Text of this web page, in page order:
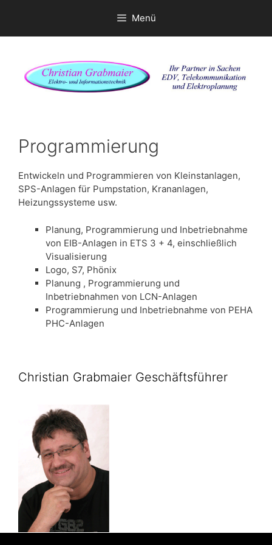
springen
Menü
Programmierung
Entwickeln und Programmieren von Kleinstanlagen,
SPS-Anlagen für Pumpstation, Krananlagen,
Heizungssysteme usw.
Planung, Programmierung und Inbetriebnahme
von EIB-Anlagen in ETS 3 + 4, einschließlich
Visualisierung
Logo, S7, Phönix
Planung , Programmierung und
Inbetriebnahmen von LCN-Anlagen
Programmierung und Inbetriebnahme von PEHA
PHC-Anlagen
Christian Grabmaier Geschäftsführer